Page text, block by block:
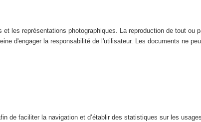
les représentations photographiques. La reproduction de tout ou
d'engager la responsabilité de l'utilisateur. Les documents ne
de faciliter la navigation et d’établir des statistiques sur les